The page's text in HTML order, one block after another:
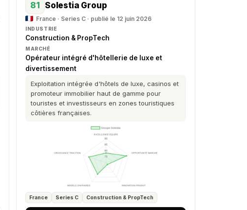
81 Solestia Group
France · Series C · publié le 12 juin 2026
INDUSTRIE
Construction & PropTech
MARCHÉ
Opérateur intégré d'hôtellerie de luxe et
divertissement
Exploitation intégrée d'hôtels de luxe, casinos et
promoteur immobilier haut de gamme pour
touristes et investisseurs en zones touristiques
côtières françaises.
France Series C Construction & PropTech